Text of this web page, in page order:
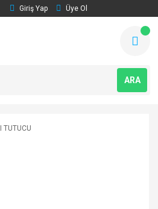
Giriş Yap Üye Ol
ARA